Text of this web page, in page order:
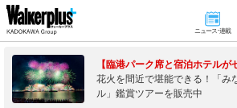
ニュース･連載
【臨港パーク席と宿泊ホテルが
花火を間近で堪能できる！「み
ル」鑑賞ツアーを販売中